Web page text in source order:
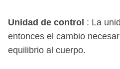
Unidad de control : La
entonces el cambio
equilibrio al cuerpo.